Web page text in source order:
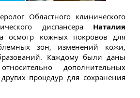
Областного клинического
диспансера Наталия
осмотр кожных покровов для
зон, изменений кожи,
Каждому были даны
дополнительных
процедур для сохранения